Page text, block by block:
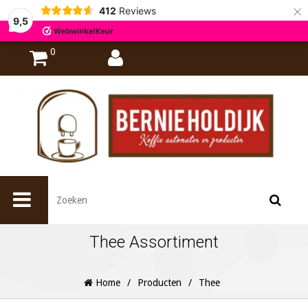
9,5
412 Reviews ×
0
Thee Assortiment
Home / Producten / Thee